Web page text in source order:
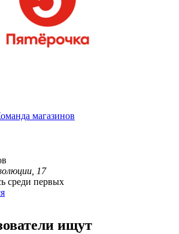
магазинов
17
среди первых
ищут